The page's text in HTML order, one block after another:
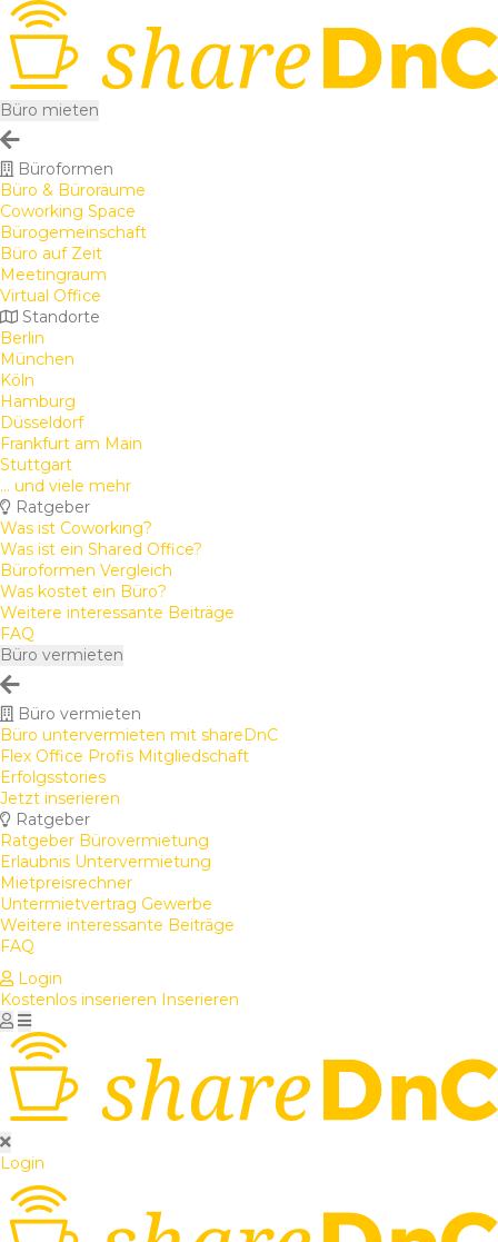
Büro mieten
Büroformen
Büro & Büroräume
Coworking Space
Bürogemeinschaft
Büro auf Zeit
Meetingraum
Virtual Office
Standorte
Berlin
München
Köln
Hamburg
Düsseldorf
Frankfurt am Main
Stuttgart
... und viele mehr
Ratgeber
Was ist Coworking?
Was ist ein Shared Office?
Büroformen Vergleich
Was kostet ein Büro?
Weitere interessante Beiträge
FAQ
Büro vermieten
Büro vermieten
Büro untervermieten mit shareDnC
Flex Office Profis Mitgliedschaft
Erfolgsstories
Jetzt inserieren
Ratgeber
Ratgeber Bürovermietung
Erlaubnis Untervermietung
Mietpreisrechner
Untermietvertrag Gewerbe
Weitere interessante Beiträge
FAQ
Login
Kostenlos inserieren Inserieren
Login